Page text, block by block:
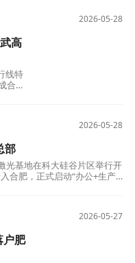
2026-05-28
高
线特
合
2026-05-28
部
光基地在科大硅谷片区举行开
合肥，正式启动“办公+生产
2026-05-27
户肥